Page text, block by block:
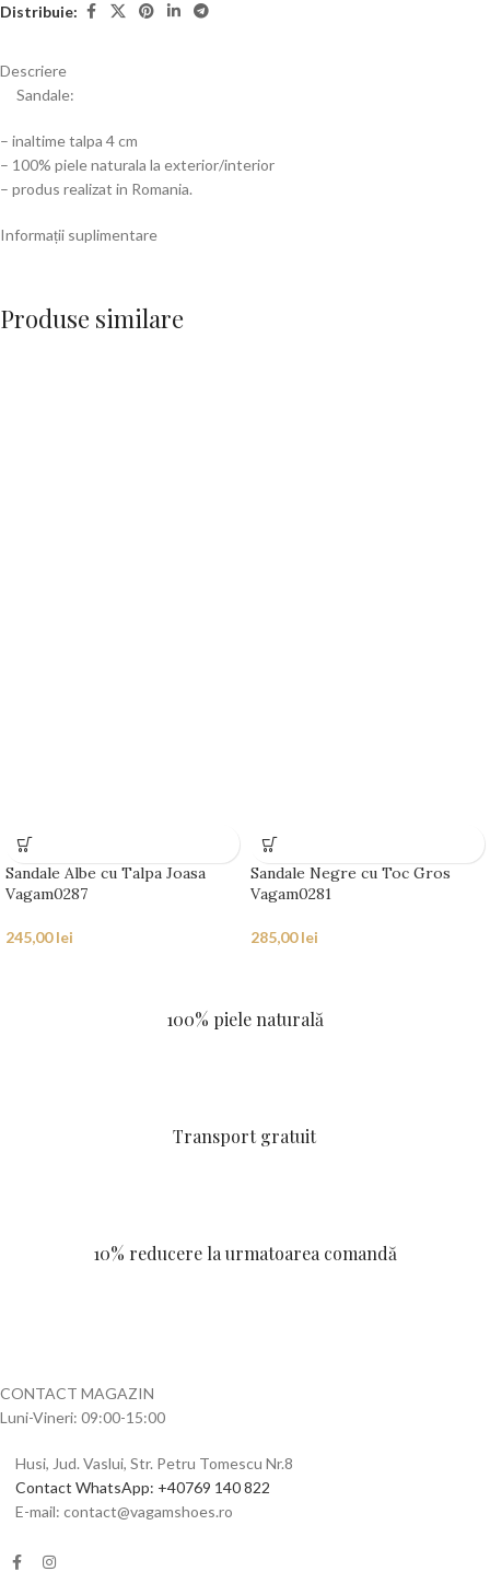
Distribuie:
Descriere
Sandale:
– inaltime talpa 4 cm
– 100% piele naturala la exterior/interior
– produs realizat in Romania.
Informații suplimentare
Produse similare
Sandale Albe cu Talpa Joasa
Vagam0287
245,00lei
Sandale Negre cu Toc Gros
Vagam0281
285,00lei
100% piele naturală
Transport gratuit
10% reducere la urmatoarea comandă
CONTACT MAGAZIN
Luni-Vineri: 09:00-15:00
Husi, Jud. Vaslui, Str. Petru Tomescu Nr.8
Contact WhatsApp: +40769 140 822
E-mail: contact@vagamshoes.ro